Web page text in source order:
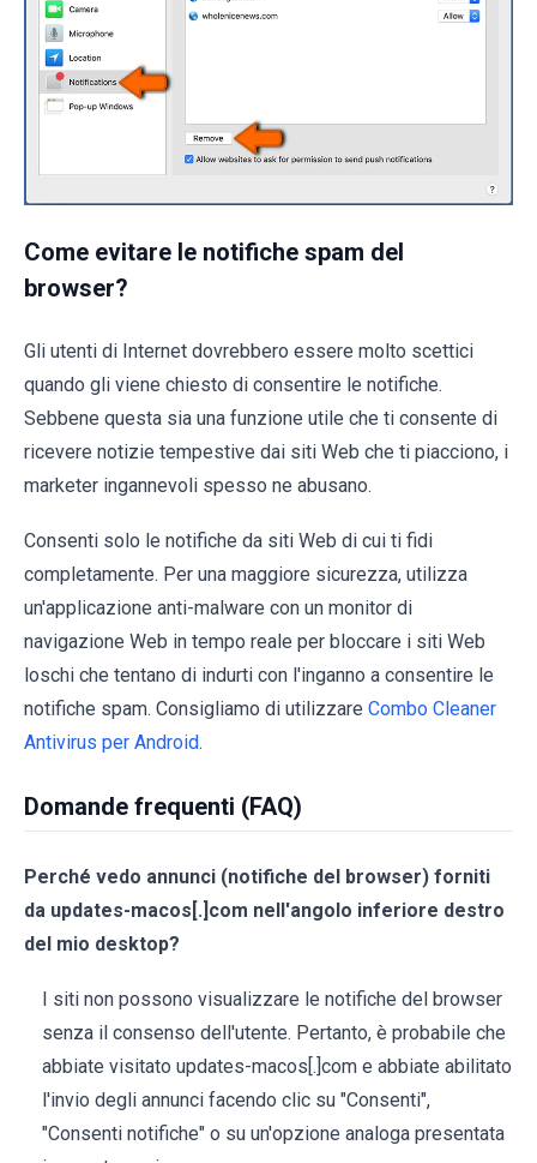
Come evitare le notifiche spam del
browser?
Gli utenti di Internet dovrebbero essere molto scettici
quando gli viene chiesto di consentire le notifiche.
Sebbene questa sia una funzione utile che ti consente di
ricevere notizie tempestive dai siti Web che ti piacciono, i
marketer ingannevoli spesso ne abusano.
Consenti solo le notifiche da siti Web di cui ti fidi
completamente. Per una maggiore sicurezza, utilizza
un'applicazione anti-malware con un monitor di
navigazione Web in tempo reale per bloccare i siti Web
loschi che tentano di indurti con l'inganno a consentire le
notifiche spam. Consigliamo di utilizzare Combo Cleaner
Antivirus per Android.
Domande frequenti (FAQ)
Perché vedo annunci (notifiche del browser) forniti
da updates-macos[.]com nell'angolo inferiore destro
del mio desktop?
I siti non possono visualizzare le notifiche del browser
senza il consenso dell'utente. Pertanto, è probabile che
abbiate visitato updates-macos[.]com e abbiate abilitato
l'invio degli annunci facendo clic su "Consenti",
"Consenti notifiche" o su un'opzione analoga presentata